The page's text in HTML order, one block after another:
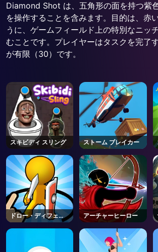
Diamond Shot は、五角形の面を持つ紫
を操作することを含みます。目的は、赤
うに、ゲームフィールド上の特別なニッ
むことです。プレイヤーはタスクを完了
が有限（30）です。
スキビディ スリング ストーム ブレイカー
ドロー・ディフェン
ス
アーチャーヒーロー